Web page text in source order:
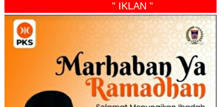
" IKLAN "